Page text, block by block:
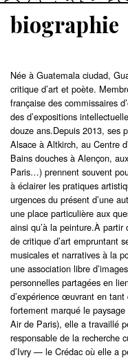
biographie
Née à Guatemala ciudad,
critique d’art et poète.
française des commissaires
des d’expositions
douze ans.Depuis 2013, ses
Alsace à Altkirch, au Centre
Bains douches à Alençon,
Paris…) prennent souvent
à éclairer les pratiques
urgences du présent d’une
une place particulière aux
ainsi qu’à la peinture.À
de critique d’art empruntant
musicales et narratives à la
une association libre
personnelles partagées en
d’expérience œuvrant en
fortement marqué le
Air de Paris), elle a travaillé
responsable de la recherche
d’Ivry — le Crédac où elle a